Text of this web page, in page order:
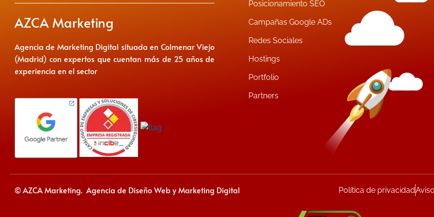
AZCA Marketing
Agencia de Marketing Digital situada en Colmenar Viejo
(Madrid) con expertos que cuentan más de 25 años de
experiencia en el sector
Posicionamiento SEO
Campañas Google ADs
Redes Sociales
Hostings
Portfolio
Partners
© AZCA Marketing. Agencia de Diseño Web y Marketing Digital Política de privacidad